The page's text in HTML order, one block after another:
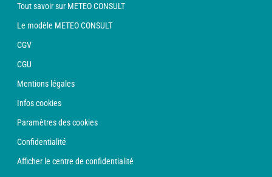
Tout savoir sur METEO CONSULT
Le modèle METEO CONSULT
CGV
CGU
Mentions légales
Infos cookies
Paramètres des cookies
Confidentialité
Afficher le centre de confidentialité